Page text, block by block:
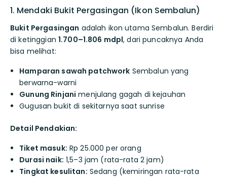
1. Mendaki Bukit Pergasingan (Ikon Sembalun)
Bukit Pergasingan adalah ikon utama Sembalun. Berdiri
di ketinggian 1.700–1.806 mdpl, dari puncaknya Anda
bisa melihat:
Hamparan sawah patchwork Sembalun yang
berwarna-warni
Gunung Rinjani menjulang gagah di kejauhan
Gugusan bukit di sekitarnya saat sunrise
Detail Pendakian:
Tiket masuk: Rp 25.000 per orang
Durasi naik: 1,5–3 jam (rata-rata 2 jam)
Tingkat kesulitan: Sedang (kemiringan rata-rata